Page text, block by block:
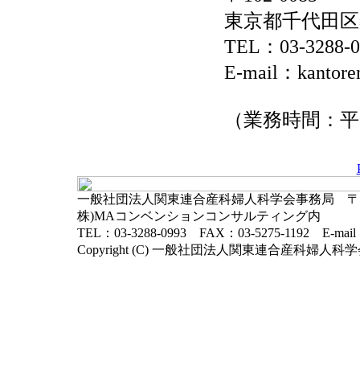
東京都千代田
TEL：03-3288-
E-mail：
（業務時間：
一般社団法人関東連合産科婦人科学会事務局 〒
株)MAコンベンションコンサルティング内
TEL：03-3288-0993 FAX：03-5275-1192 E-mail
Copyright (C) 一般社団法人関東連合産科婦人科